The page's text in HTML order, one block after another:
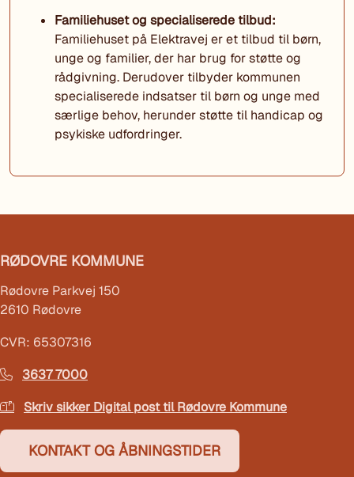
Familiehuset og specialiserede tilbud:
Familiehuset på Elektravej er et tilbud til børn,
unge og familier, der har brug for støtte og
rådgivning. Derudover tilbyder kommunen
specialiserede indsatser til børn og unge med
særlige behov, herunder støtte til handicap og
psykiske udfordringer.
RØDOVRE KOMMUNE
Rødovre Parkvej 150
2610 Rødovre
CVR: 65307316
3637 7000
Skriv sikker Digital post til Rødovre Kommune
KONTAKT OG ÅBNINGSTIDER